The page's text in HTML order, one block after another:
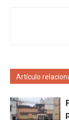
Artículo